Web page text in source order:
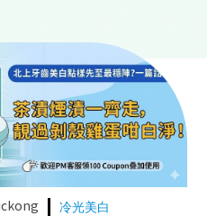
冷光美白